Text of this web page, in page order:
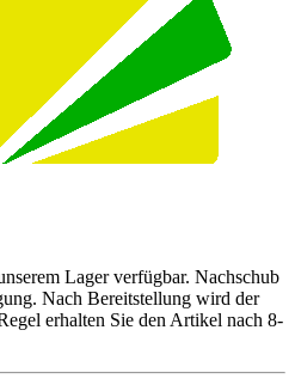
Lager verfügbar. Nachschub
Nach Bereitstellung wird der
erhalten Sie den Artikel nach 8-